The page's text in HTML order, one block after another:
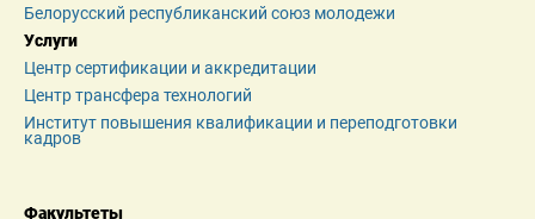
Белорусский республиканский союз молодежи
Услуги
Центр сертификации и аккредитации
Центр трансфера технологий
Институт повышения квалификации и переподготовки
кадров
Факультеты